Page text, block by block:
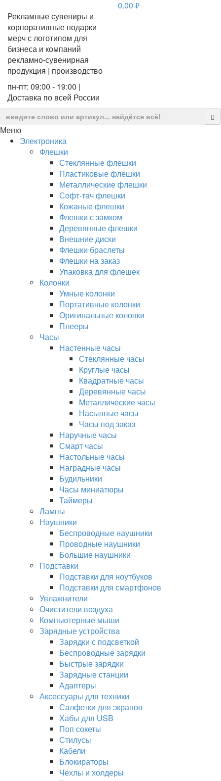
Рекламные сувениры и
корпоративные подарки
мерч с логотипом для
бизнеса и компаний
рекламно-сувенирная
продукция | производство
пн-пт: 09:00 - 19:00 |
Доставка по всей России
0.00 руб.
Меню
Электроника
Флешки
Стеклянные флешки
Пластиковые флешки
Металлические флешки
Софт-тач флешки
Кожаные флешки
Флешки с замком
Деревянные флешки
Внешние диски
Флешки браслеты
Флешки на заказ
Упаковка для флешек
Колонки
Умные колонки
Портативные колонки
Оригинальные колонки
Плееры
Часы
Настенные часы
Стеклянные часы
Круглые часы
Квадратные часы
Деревянные часы
Металлические часы
Насыпные часы
Часы под заказ
Наручные часы
Смарт часы
Настольные часы
Наградные часы
Будильники
Часы миниатюры
Таймеры
Лампы
Наушники
Беспроводные наушники
Проводные наушники
Большие наушники
Подставки
Подставки для ноутбуков
Подставки для смартфонов
Увлажнители
Очистители воздуха
Компьютерные мыши
Зарядные устройства
Зарядки с подсветкой
Беспроводные зарядки
Быстрые зарядки
Зарядные станции
Адаптеры
Аксессуары для техники
Салфетки для экранов
Хабы для USB
Поп сокеты
Стилусы
Кабели
Блокираторы
Чехлы и холдеры